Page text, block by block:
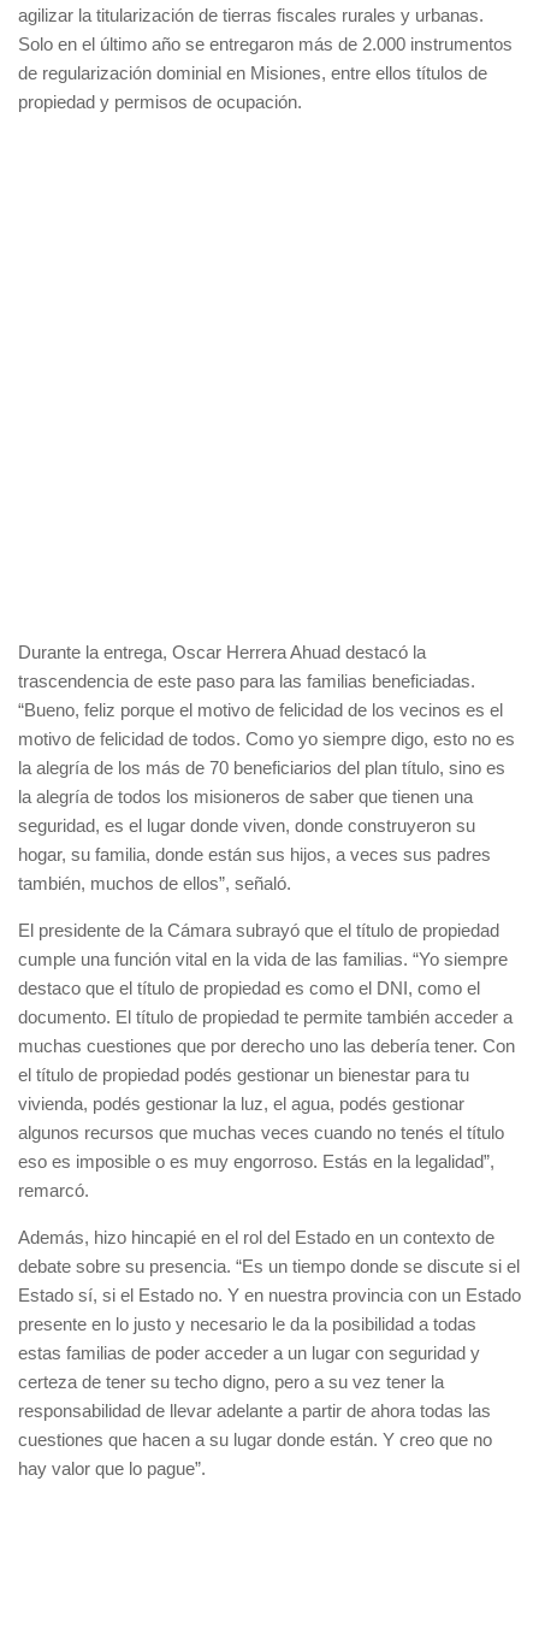
agilizar la titularización de tierras fiscales rurales y urbanas.
Solo en el último año se entregaron más de 2.000 instrumentos
de regularización dominial en Misiones, entre ellos títulos de
propiedad y permisos de ocupación.
Durante la entrega, Oscar Herrera Ahuad destacó la
trascendencia de este paso para las familias beneficiadas.
“Bueno, feliz porque el motivo de felicidad de los vecinos es el
motivo de felicidad de todos. Como yo siempre digo, esto no es
la alegría de los más de 70 beneficiarios del plan título, sino es
la alegría de todos los misioneros de saber que tienen una
seguridad, es el lugar donde viven, donde construyeron su
hogar, su familia, donde están sus hijos, a veces sus padres
también, muchos de ellos”, señaló.
El presidente de la Cámara subrayó que el título de propiedad
cumple una función vital en la vida de las familias. “Yo siempre
destaco que el título de propiedad es como el DNI, como el
documento. El título de propiedad te permite también acceder a
muchas cuestiones que por derecho uno las debería tener. Con
el título de propiedad podés gestionar un bienestar para tu
vivienda, podés gestionar la luz, el agua, podés gestionar
algunos recursos que muchas veces cuando no tenés el título
eso es imposible o es muy engorroso. Estás en la legalidad”,
remarcó.
Además, hizo hincapié en el rol del Estado en un contexto de
debate sobre su presencia. “Es un tiempo donde se discute si el
Estado sí, si el Estado no. Y en nuestra provincia con un Estado
presente en lo justo y necesario le da la posibilidad a todas
estas familias de poder acceder a un lugar con seguridad y
certeza de tener su techo digno, pero a su vez tener la
responsabilidad de llevar adelante a partir de ahora todas las
cuestiones que hacen a su lugar donde están. Y creo que no
hay valor que lo pague”.